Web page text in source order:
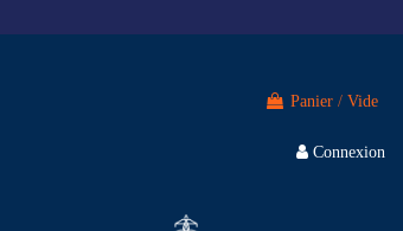
Panier /Vide
Connexion